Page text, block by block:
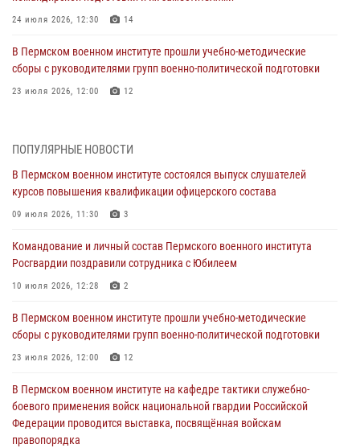
24 июля 2026, 12:30 14
В Пермском военном институте прошли учебно-методические
сборы с руководителями групп военно-политической подготовки
23 июля 2026, 12:00 12
Федерации проводится выставка, посвящённая войскам
правопорядка
10 июля 2026, 14:30 8
Росгвардии поздравили сотрудника с Юбилеем
10 июля 2026, 12:28 2
курсов повышения квалификации офицерского состава
09 июля 2026, 11:30 3
по набору абитуриентов из числа граждан, прошедших и не
проходивших военную службу
08 июля 2026, 09:36 2
ПОПУЛЯРНЫЕ НОВОСТИ
В Пермском военном институте состоялся выпуск слушателей
курсов повышения квалификации офицерского состава
09 июля 2026, 11:30 3
Командование и личный состав Пермского военного института
Росгвардии поздравили сотрудника с Юбилеем
10 июля 2026, 12:28 2
В Пермском военном институте прошли учебно-методические
сборы с руководителями групп военно-политической подготовки
23 июля 2026, 12:00 12
В Пермском военном институте на кафедре тактики служебно-
боевого применения войск национальной гвардии Российской
Федерации проводится выставка, посвящённая войскам
правопорядка